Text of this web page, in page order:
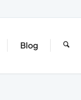
Blog